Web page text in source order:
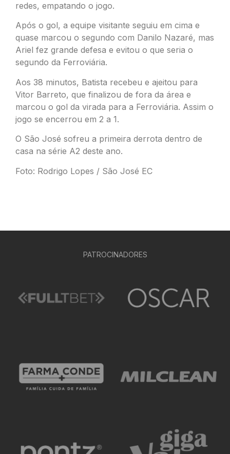
redes, empatando o jogo.
Após o gol, a equipe visitante seguiu em cima e
quase marcou o segundo com Danilo Nazaré, mas
Ariel fez grande defesa e evitou o que seria o
segundo da Ferroviária.
Aos 38 minutos, Batista recebeu e ajeitou para
Vitor Barreto, que finalizou de fora da área e
marcou o gol da virada para a Ferroviária. Assim o
jogo se encerrou em 2 a 1.
O São José sofreu a primeira derrota dentro de
casa na série A2 deste ano.
Foto: Rodrigo Lopes / São José EC
PATROCINADORES